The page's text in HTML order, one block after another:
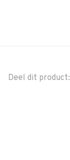
Deel dit product: